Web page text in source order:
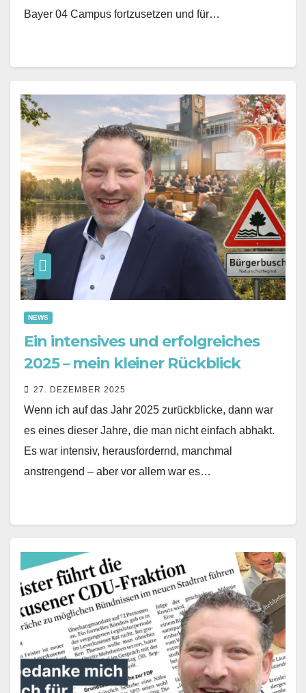
Bayer 04 Campus fortzusetzen und für…
NEWS
Ein intensives und erfolgreiches
2025 – mein kleiner Rückblick
27. DEZEMBER 2025
Wenn ich auf das Jahr 2025 zurückblicke, dann war
es eines dieser Jahre, die man nicht einfach abhakt.
Es war intensiv, herausfordernd, manchmal
anstrengend – aber vor allem war es…